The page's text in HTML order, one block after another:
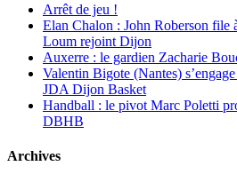
Arrêt de jeu !
Elan Chalon : John Roberson
Loum rejoint Dijon
Auxerre : le gardien Zacharie
Valentin Bigote (Nantes)
JDA Dijon Basket
Handball : le pivot Marc Poletti
DBHB
Archives